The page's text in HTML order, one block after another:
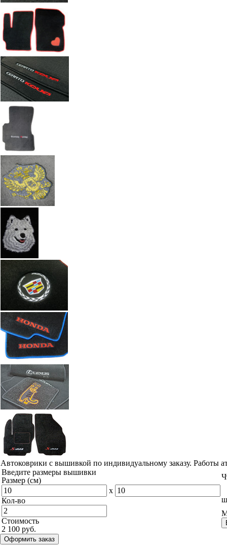
Автоковрики с вышивкой по индивидуальному заказу. Работы
Введите размеры вышивки
Размер (см)
x
Кол-во
Стоимость
2 100 руб.
Оформить заказ